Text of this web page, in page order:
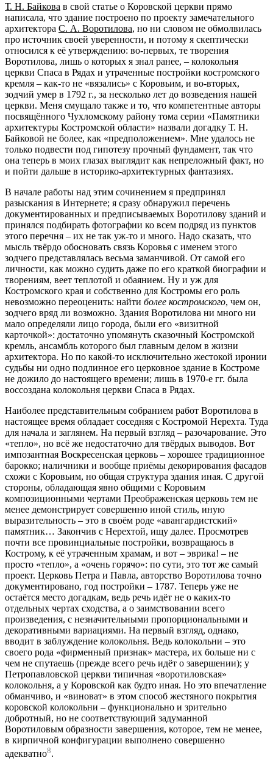
Т. Н. Байкова в свой статье о Коровской церкви прямо
написала, что здание построено по проекту замечательного
архитектора С. А. Воротилова, но ни словом не обмолвилась
про источник своей уверенности, и потому я скептически
относился к её утверждению: во-первых, те творения
Воротилова, лишь о которых я знал ранее, – колокольня
церкви Спаса в Рядах и утраченные постройки костромского
кремля – как-то не «вязались» с Коровьим, и во-вторых,
зодчий умер в 1792 г., за несколько лет до возведения нашей
церкви. Меня смущало также и то, что компетентные авторы
посвящённого Чухломскому району тома серии «Памятники
архитектуры Костромской области» назвали догадку Т. Н.
Байковой не более, как «предположением». Мне удалось не
только подвести под гипотезу прочный фундамент, так что
она теперь в моих глазах выглядит как непреложный факт, но
и пойти дальше в историко-архитектурных фантазиях.
В начале работы над этим сочинением я предпринял
разыскания в Интернете; я сразу обнаружил перечень
документированных и предписываемых Воротилову зданий и
принялся подбирать фотографии ко всем подряд из пунктов
этого перечня – их не так уж-то и много. Надо сказать, что
мысль твёрдо обосновать связь Коровья с именем этого
зодчего представлялась весьма заманчивой. От самой его
личности, как можно судить даже по его краткой биографии и
творениям, веет теплотой и обаянием. Ну и уж для
Костромского края и собственно для Костромы его роль
невозможно переоценить: найти более костромского, чем он,
зодчего вряд ли возможно. Здания Воротилова ни много ни
мало определяли лицо города, были его «визитной
карточкой»: достаточно упомянуть сказочный Костромской
кремль, ансамбль которого был главным делом в жизни
архитектора. Но по какой-то исключительно жестокой иронии
судьбы ни одно подлинное его церковное здание в Костроме
не дожило до настоящего времени; лишь в 1970-е гг. была
воссоздана колокольня церкви Спаса в Рядах.
Наиболее представительным собранием работ Воротилова в
настоящее время обладает соседняя с Костромой Нерехта. Туда
для начала и заглянем. На первый взгляд – разочарование. Это
«тепло», но всё же недостаточно для твёрдых выводов. Вот
импозантная Воскресенская церковь – хорошее традиционное
барокко; наличники и вообще приёмы декорирования фасадов
схожи с Коровьим, но общая структура здания иная. С другой
стороны, обладающая явно общими с Коровьим
композиционными чертами Преображенская церковь тем не
менее демонстрирует совершенно иной стиль, иную
выразительность – это в своём роде «авангардистский»
памятник… Закончив с Нерехтой, ищу далее. Просмотрев
почти все провинциальные постройки, возвращаюсь в
Кострому, к её утраченным храмам, и вот – эврика! – не
просто «тепло», а «очень горячо»: по сути, это тот же самый
проект. Церковь Петра и Павла, авторство Воротилова точно
документировано, год постройки – 1787. Теперь уже не
остаётся место догадкам, ведь речь идёт не о каких-то
отдельных чертах сходства, а о заимствовании всего
произведения, с незначительными пропорциональными и
декоративными вариациями. На первый взгляд, однако,
вводит в заблуждение колокольня. Ведь колокольни – это
своего рода «фирменный признак» мастера, их больше ни с
чем не спутаешь (прежде всего речь идёт о завершении); у
Петропавловской церкви типичная «воротиловская»
колокольня, а у Коровской как будто иная. Но это впечатление
обманчиво, и «виноват» в этом способ жестяного покрытия
коровской колокольни – функционально и зрительно
добротный, но не соответствующий задуманной
Воротиловым образности завершения, которое, тем не менее,
в кирпичной конфигурации выполнено совершенно
адекватно8.